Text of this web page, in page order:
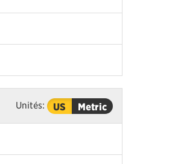
Unités: US Metric